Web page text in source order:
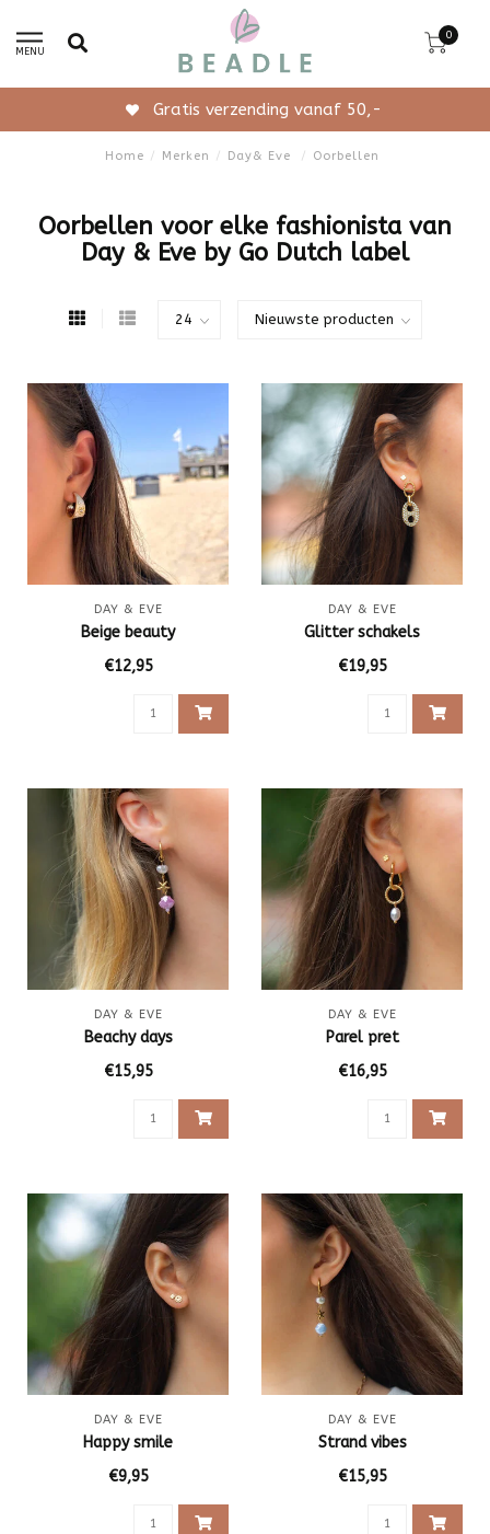
MENU
0
Gratis verzending vanaf 50,-
Home / Merken / Day& Eve / Oorbellen
Oorbellen voor elke fashionista van
Day & Eve by Go Dutch label
DAY & EVE
Beige beauty
€12,95
DAY & EVE
Glitter schakels
€19,95
DAY & EVE
Beachy days
€15,95
DAY & EVE
Parel pret
€16,95
DAY & EVE
Happy smile
€9,95
DAY & EVE
Strand vibes
€15,95